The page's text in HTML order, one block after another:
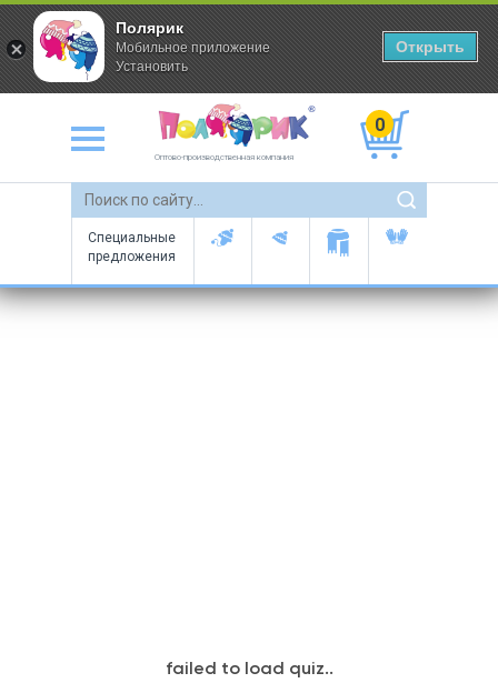
Оптово-производственная компания
0
Специальные
предложения
Полярик
Мобильное приложение
Установить
Открыть